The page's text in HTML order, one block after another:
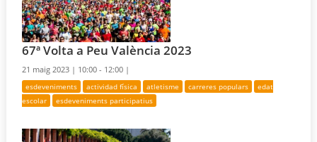
67ª Volta a Peu València 2023
21 maig 2023 | 10:00 - 12:00 |
esdeveniments actividad física atletisme carreres populars
edat
escolar
esdeveniments participatius